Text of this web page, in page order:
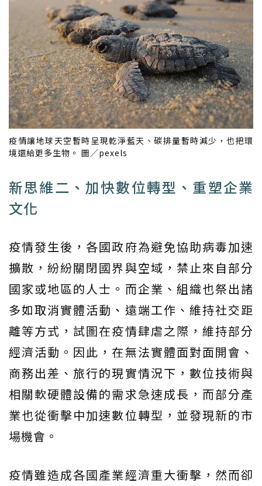
疫情讓地球天空暫時呈現乾淨藍天、碳排量暫時減少，也把環
境還給更多生物。 圖／pexels
新思維二、加快數位轉型、重塑企業
文化
疫情發生後，各國政府為避免協助病毒加速
擴散，紛紛關閉國界與空域，禁止來自部分
國家或地區的人士。而企業、組織也祭出諸
多如取消實體活動、遠端工作、維持社交距
離等方式，試圖在疫情肆虐之際，維持部分
經濟活動。因此，在無法實體面對面開會、
商務出差、旅行的現實情況下，數位技術與
相關軟硬體設備的需求急速成長，而部分產
業也從衝擊中加速數位轉型，並發現新的市
場機會。
疫情雖造成各國產業經濟重大衝擊，然而卻